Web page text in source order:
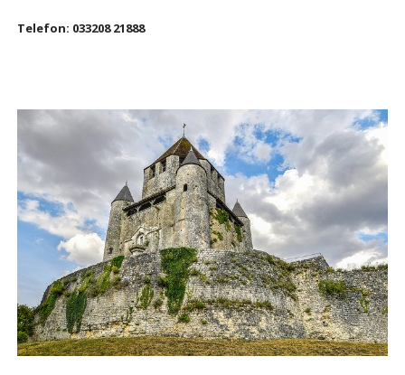
Telefon: 033208 21888